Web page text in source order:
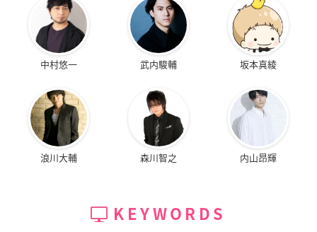
中村悠一 武内駿輔 坂本真綾
浪川大輔 森川智之 内山昂輝
KEYWORDS